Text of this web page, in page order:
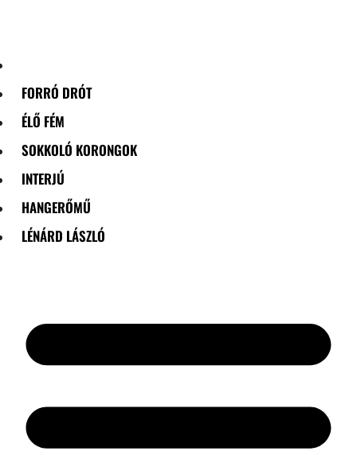
FORRÓ DRÓT
ÉLŐ FÉM
SOKKOLÓ KORONGOK
INTERJÚ
HANGERŐMŰ
LÉNÁRD LÁSZLÓ